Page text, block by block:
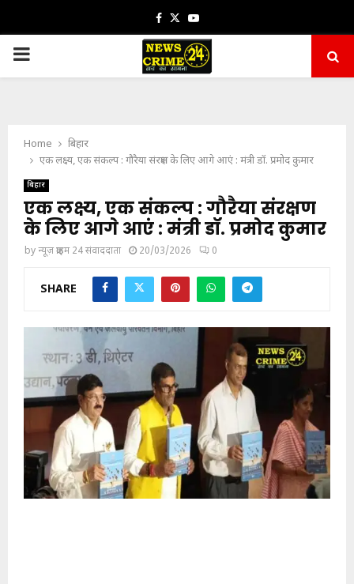
Facebook
TwitterYoutube
PRIMARY
Home
बिहार
एक लक्ष्य, एक संकल्प : गौरैया संरक्षण के लिए आगे आएं : मंत्री डॉ. प्रमोद कुमार
बिहार
एक लक्ष्य, एक संकल्प : गौरैया संरक्षण
के लिए आगे आएं : मंत्री डॉ. प्रमोद कुमार
byन्यूज़ क्राइम 24 संवाददाता 20/03/2026 0
SHARE